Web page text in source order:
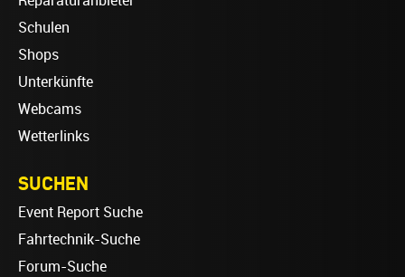
Schulen
Shops
Unterkünfte
Webcams
Wetterlinks
SUCHEN
Event Report Suche
Fahrtechnik-Suche
Forum-Suche